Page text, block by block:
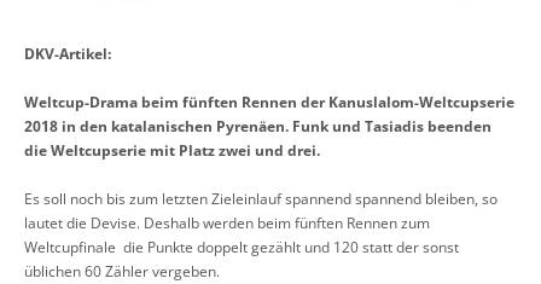
DKV-Artikel:
Weltcup-Drama beim fünften Rennen der Kanuslalom-Weltcupserie
2018 in den katalanischen Pyrenäen. Funk und Tasiadis beenden
die Weltcupserie mit Platz zwei und drei.
Es soll noch bis zum letzten Zieleinlauf spannend spannend bleiben, so
lautet die Devise. Deshalb werden beim fünften Rennen zum
Weltcupfinale die Punkte doppelt gezählt und 120 statt der sonst
üblichen 60 Zähler vergeben.